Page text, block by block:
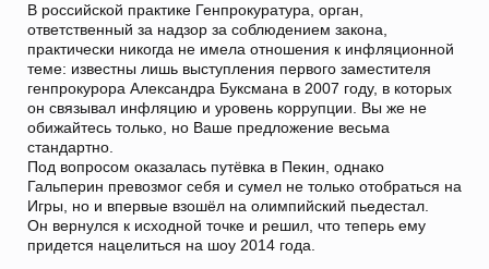
В российской практике Генпрокуратура, орган,
ответственный за надзор за соблюдением закона,
практически никогда не имела отношения к инфляционной
теме: известны лишь выступления первого заместителя
генпрокурора Александра Буксмана в 2007 году, в которых
он связывал инфляцию и уровень коррупции. Вы же не
обижайтесь только, но Ваше предложение весьма
стандартно.
Под вопросом оказалась путёвка в Пекин, однако
Гальперин превозмог себя и сумел не только отобраться на
Игры, но и впервые взошёл на олимпийский пьедестал.
Он вернулся к исходной точке и решил, что теперь ему
придется нацелиться на шоу 2014 года.